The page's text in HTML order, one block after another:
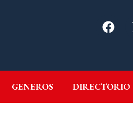
GENEROS DIRECTORIO
GENEROS